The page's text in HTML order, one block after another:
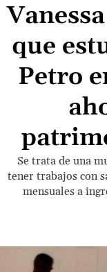
que
Petro
Se trata de una
tener trabajos con
mensuales a